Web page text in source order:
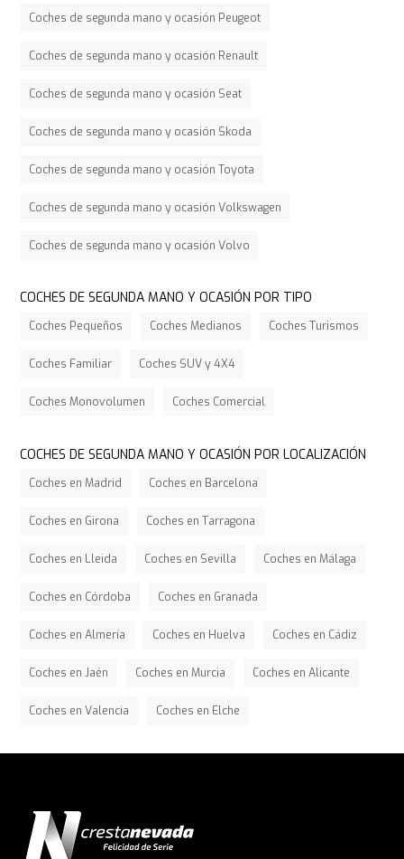
Coches de segunda mano y ocasión Peugeot
Coches de segunda mano y ocasión Renault
Coches de segunda mano y ocasión Seat
Coches de segunda mano y ocasión Skoda
Coches de segunda mano y ocasión Toyota
Coches de segunda mano y ocasión Volkswagen
Coches de segunda mano y ocasión Volvo
COCHES DE SEGUNDA MANO Y OCASIÓN POR TIPO
Coches Pequeños Coches Medianos Coches Turismos
Coches Familiar Coches SUV y 4X4
Coches Monovolumen Coches Comercial
COCHES DE SEGUNDA MANO Y OCASIÓN POR LOCALIZACIÓN
Coches en Madrid Coches en Barcelona
Coches en Girona Coches en Tarragona
Coches en Lleida Coches en Sevilla Coches en Málaga
Coches en Córdoba Coches en Granada
Coches en Almería Coches en Huelva Coches en Cádiz
Coches en Jaén Coches en Murcia Coches en Alicante
Coches en Valencia Coches en Elche